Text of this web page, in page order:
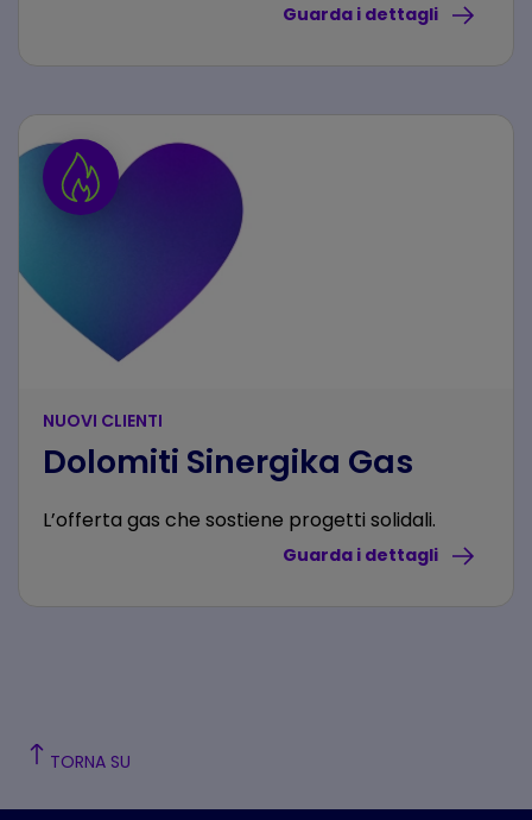
Guarda i dettagli
NUOVI CLIENTI
Dolomiti Sinergika Gas
L’offerta gas che sostiene progetti solidali.
Guarda i dettagli
TORNA SU